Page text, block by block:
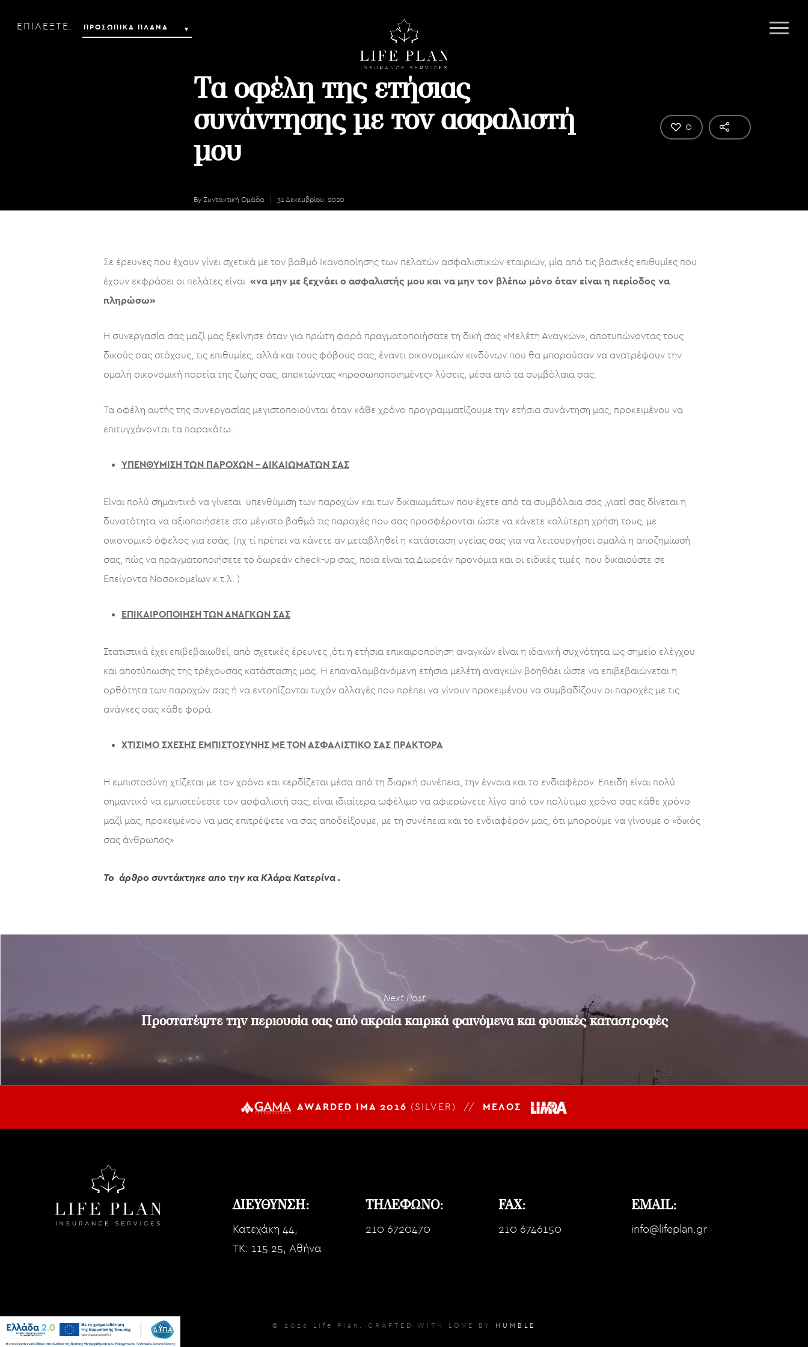
ΕΠΙΛΕΞΤΕ:
Τα οφέλη της ετήσιας
συνάντησης με τον ασφαλιστή
μου
By Συντακτική Ομάδα 31 Δεκεμβρίου, 2020
0
Σε έρευνες που έχουν γίνει σχετικά με τον βαθμό Ικανοποίησης των πελατών ασφαλιστικών εταιριών, μία από τις βασικές επιθυμίες που
έχουν εκφράσει οι πελάτες είναι «να μην με ξεχνάει ο ασφαλιστής μου και να μην τον βλέπω μόνο όταν είναι η περίοδος να
πληρώσω»
Η συνεργασία σας μαζί μας ξεκίνησε όταν για πρώτη φορά πραγματοποιήσατε τη δική σας «Μελέτη Αναγκών», αποτυπώνοντας τους
δικούς σας στόχους, τις επιθυμίες, αλλά και τους φόβους σας, έναντι οικονομικών κινδύνων που θα μπορούσαν να ανατρέψουν την
ομαλή οικονομική πορεία της ζωής σας, αποκτώντας «προσωποποιημένες» λύσεις, μέσα από τα συμβόλαια σας.
Τα οφέλη αυτής της συνεργασίας μεγιστοποιούνται όταν κάθε χρόνο προγραμματίζουμε την ετήσια συνάντηση μας, προκειμένου να
επιτυγχάνονται τα παρακάτω :
ΥΠΕΝΘΥΜΙΣΗ ΤΩΝ ΠΑΡΟΧΩΝ – ΔΙΚΑΙΩΜΑΤΩΝ ΣΑΣ
Είναι πολύ σημαντικό να γίνεται υπενθύμιση των παροχών και των δικαιωμάτων που έχετε από τα συμβόλαια σας ,γιατί σας δίνεται η
δυνατότητα να αξιοποιήσετε στο μέγιστο βαθμό τις παροχές που σας προσφέρονται ώστε να κάνετε καλύτερη χρήση τους, με
οικονομικό όφελος για εσάς. (πχ τί πρέπει να κάνετε αν μεταβληθεί η κατάσταση υγείας σας για να λειτουργήσει ομαλά η αποζημίωσή
σας, πώς να πραγματοποιήσετε το δωρεάν check-up σας, ποια είναι τα Δωρεάν προνόμια και οι ειδικές τιμές που δικαιούστε σε
Επείγοντα Νοσοκομείων κ.τ.λ. )
ΕΠΙΚΑΙΡΟΠΟΙΗΣΗ ΤΩΝ ΑΝΑΓΚΩΝ ΣΑΣ
Στατιστικά έχει επιβεβαιωθεί, από σχετικές έρευνες ,ότι η ετήσια επικαιροποίηση αναγκών είναι η ιδανική συχνότητα ως σημείο ελέγχου
και αποτύπωσης της τρέχουσας κατάστασης μας. Η επαναλαμβανόμενη ετήσια μελέτη αναγκών βοηθάει ώστε να επιβεβαιώνεται η
ορθότητα των παροχών σας ή να εντοπίζονται τυχόν αλλαγές που πρέπει να γίνουν προκειμένου να συμβαδίζουν οι παροχές με τις
ανάγκες σας κάθε φορά.
ΧΤΙΣΙΜΟ ΣΧΕΣΗΣ ΕΜΠΙΣΤΟΣΥΝΗΣ ΜΕ ΤΟΝ ΑΣΦΑΛΙΣΤΙΚΟ ΣΑΣ ΠΡΑΚΤΟΡΑ
Η εμπιστοσύνη χτίζεται με τον χρόνο και κερδίζεται μέσα από τη διαρκή συνέπεια, την έγνοια και το ενδιαφέρον. Επειδή είναι πολύ
σημαντικό να εμπιστεύεστε τον ασφαλιστή σας, είναι ιδιαίτερα ωφέλιμο να αφιερώνετε λίγο από τον πολύτιμο χρόνο σας κάθε χρόνο
μαζί μας, προκειμένου να μας επιτρέψετε να σας αποδείξουμε, με τη συνέπεια και το ενδιαφέρον μας, ότι μπορούμε να γίνουμε ο «δικός
σας άνθρωπος»
Το άρθρο συντάκτηκε απο την κα Κλάρα Κατερίνα .
Next Post
Προστατέψτε την περιουσία σας από ακραία καιρικά φαινόμενα και φυσικές καταστροφές
AWARDED IMA 2016 (SILVER) // ΜΕΛΟΣ
ΔΙΕΥΘΥΝΣΗ:
Κατεχάκη 44,
TK: 115 25, Αθήνα
ΤΗΛΕΦΩΝΟ:
210 6720470
FAX:
210 6746150
EMAIL:
info@lifeplan.gr
© 2026 Life Plan. CRAFTED WITH LOVE BY HUMBLE